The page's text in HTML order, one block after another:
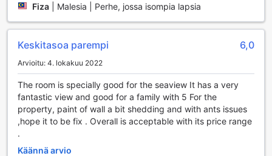
Fiza Malesia | Perhe, jossa isompia lapsia
Keskitasoa parempi 6,0
Arvioitu: 4. lokakuu 2022
The room is specially good for the seaview It has a very
fantastic view and good for a family with 5 For the
property, paint of wall a bit shedding and with ants issues
,hope it to be fix . Overall is acceptable with its price range
.
Käännä arvio